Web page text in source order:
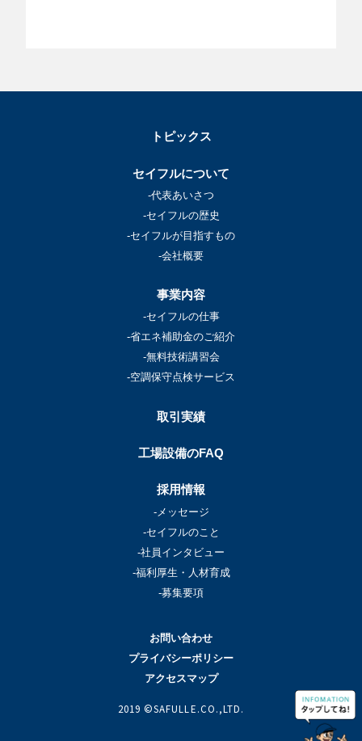
トピックス
セイフルについて
-代表あいさつ
-セイフルの歴史
-セイフルが目指すもの
-会社概要
事業内容
-セイフルの仕事
-省エネ補助金のご紹介
-無料技術講習会
-空調保守点検サービス
取引実績
工場設備のFAQ
採用情報
-メッセージ
-セイフルのこと
-社員インタビュー
-福利厚生・人材育成
-募集要項
お問い合わせ
プライバシーポリシー
アクセスマップ
2019 ©SAFULLE.CO.,LTD.